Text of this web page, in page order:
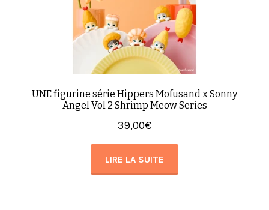
UNE figurine série Hippers Mofusand x Sonny
Angel Vol 2 Shrimp Meow Series
39,00€
LIRE LA SUITE